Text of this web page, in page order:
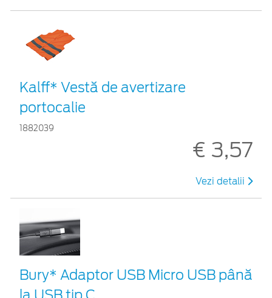
Kalff* Vestă de avertizare
portocalie
1882039
€ 3,57
Vezi detalii
Bury* Adaptor USB Micro USB până
la USB tip C